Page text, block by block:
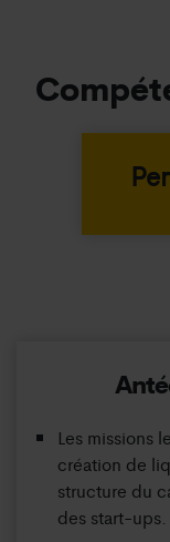
Les missions
création de
structure du
des start-ups.